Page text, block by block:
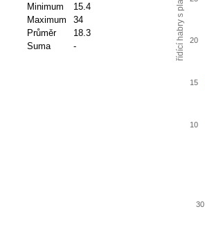
Minimum
15.4
Maximum
34
Průměr
18.3
Suma
- řídící habry s platanem
10
15
20
30